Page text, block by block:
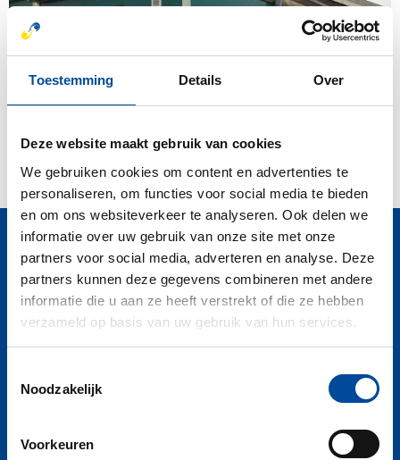
Toestemming Details Over
Deze website maakt gebruik van cookies
We gebruiken cookies om content en advertenties te
personaliseren, om functies voor social media te bieden
en om ons websiteverkeer te analyseren. Ook delen we
informatie over uw gebruik van onze site met onze
partners voor social media, adverteren en analyse. Deze
partners kunnen deze gegevens combineren met andere
informatie die u aan ze heeft verstrekt of die ze hebben
verzameld op basis van uw gebruik van hun services.
Noodzakelijk
Voorkeuren
Producten
Schaftwagens
Schaftunits
Elektrische voertuigen
Contact
t: +31 (0) 6 53 74 97 52